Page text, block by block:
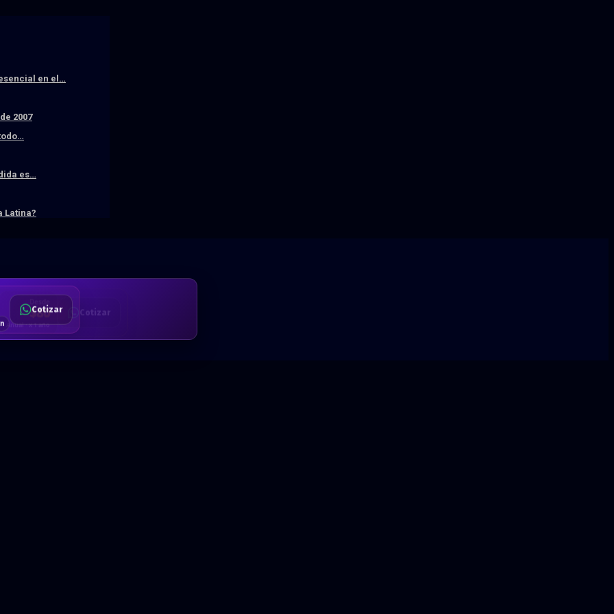
en el…
2007
es…
Latina?
$80
Anual · x 1 año
Cotizar
Cotizar
Hablemos
Solicitar